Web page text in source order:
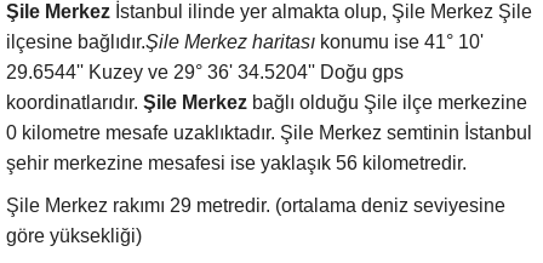
Şile Merkez İstanbul ilinde yer almakta olup, Şile Merkez Şile
ilçesine bağlıdır.Şile Merkez haritası konumu ise 41° 10'
29.6544'' Kuzey ve 29° 36' 34.5204'' Doğu gps
koordinatlarıdır. Şile Merkez bağlı olduğu Şile ilçe merkezine
0 kilometre mesafe uzaklıktadır. Şile Merkez semtinin İstanbul
şehir merkezine mesafesi ise yaklaşık 56 kilometredir.
Şile Merkez rakımı 29 metredir. (ortalama deniz seviyesine
göre yüksekliği)